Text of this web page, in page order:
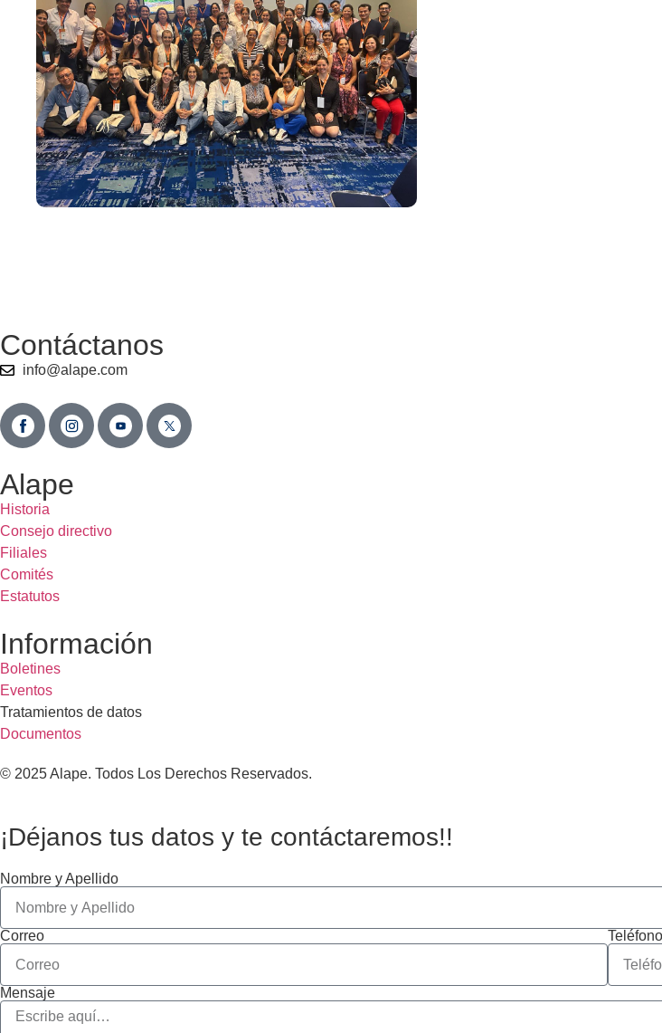
Contáctanos
info@alape.com
Alape
Historia
Consejo directivo
Filiales
Comités
Estatutos
Información
Boletines
Eventos
Tratamientos de datos
Documentos
© 2025 Alape. Todos Los Derechos Reservados.
¡Déjanos tus datos y te contáctaremos!!
Nombre y Apellido
Correo Teléfono
Mensaje